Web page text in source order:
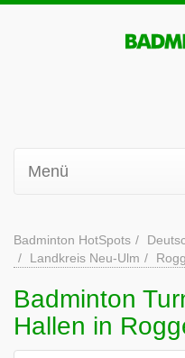
Menü
Badminton HotSpots
Landkreis Neu-Ulm
Badminton
Hallen in